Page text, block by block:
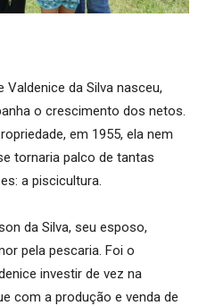
Valdenice da Silva nasceu,
o crescimento dos netos.
em 1955, ela nem
tornaria palco de tantas
a piscicultura.
da Silva, seu esposo,
pela pescaria. Foi o
investir de vez na
com a produção e venda de